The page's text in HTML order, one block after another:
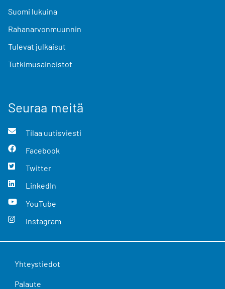
Suomi lukuina
Rahanarvonmuunnin
Tulevat julkaisut
Tutkimusaineistot
Seuraa meitä
Tilaa uutisviesti
Facebook
Twitter
LinkedIn
YouTube
Instagram
Yhteystiedot
Palaute